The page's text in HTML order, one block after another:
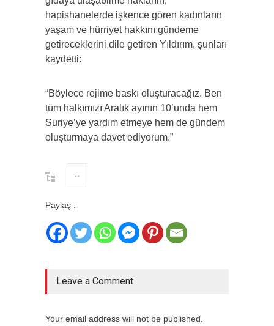
hapishanelerde işkence gören kadınların
yaşam ve hürriyet hakkını gündeme
getireceklerini dile getiren Yıldırım, şunları
kaydetti:
“Böylece rejime baskı oluşturacağız. Ben
tüm halkımızı Aralık ayının 10’unda hem
Suriye’ye yardım etmeye hem de gündem
oluşturmaya davet ediyorum.”
--
Paylaş :
Leave a Comment
Your email address will not be published.